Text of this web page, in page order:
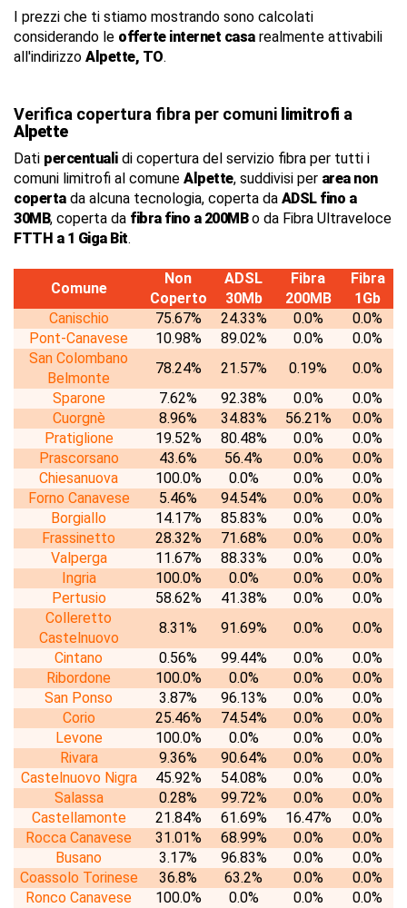
I prezzi che ti stiamo mostrando sono calcolati
considerando le offerte internet casarealmente attivabili
all'indirizzo Alpette, TO.
Verifica copertura fibra per comuni limitrofi a
Alpette
Dati percentualidi copertura del servizio fibra per tutti i
comuni limitrofi al comune Alpette, suddivisi per area non
copertada alcuna tecnologia, coperta da ADSL fino a
30MB, coperta da fibra fino a 200MBo da Fibra Ultraveloce
FTTH a 1 Giga Bit.
Comune
Non
Coperto
ADSL
30Mb
Fibra
200MB
Fibra
1Gb
Canischio
75.67% 24.33% 0.0%
0.0%
Pont-Canavese
10.98% 89.02% 0.0%
0.0%
San Colombano
Belmonte
78.24% 21.57% 0.19%
0.0%
Sparone
7.62% 92.38% 0.0%
0.0%
Cuorgnè
8.96% 34.83% 56.21%
0.0%
Pratiglione
19.52% 80.48% 0.0%
0.0%
Prascorsano
43.6% 56.4% 0.0%
0.0%
Chiesanuova
100.0% 0.0% 0.0%
0.0%
Forno Canavese
5.46% 94.54% 0.0%
0.0%
Borgiallo
14.17% 85.83% 0.0%
0.0%
Frassinetto
28.32% 71.68% 0.0%
0.0%
Valperga
11.67% 88.33% 0.0%
0.0%
Ingria
100.0% 0.0% 0.0%
0.0%
Pertusio
58.62% 41.38% 0.0%
0.0%
Colleretto
Castelnuovo
8.31% 91.69% 0.0%
0.0%
Cintano
0.56% 99.44% 0.0%
0.0%
Ribordone
100.0% 0.0% 0.0%
0.0%
San Ponso
3.87% 96.13% 0.0%
0.0%
Corio
25.46% 74.54% 0.0%
0.0%
Levone
100.0% 0.0% 0.0%
0.0%
Rivara
9.36% 90.64% 0.0%
0.0%
Castelnuovo Nigra
45.92% 54.08% 0.0%
0.0%
Salassa
0.28% 99.72% 0.0%
0.0%
Castellamonte
21.84% 61.69% 16.47%
0.0%
Rocca Canavese
31.01% 68.99% 0.0%
0.0%
Busano
3.17% 96.83% 0.0%
0.0%
Coassolo Torinese
36.8% 63.2% 0.0%
0.0%
Ronco Canavese
100.0% 0.0% 0.0%
0.0%